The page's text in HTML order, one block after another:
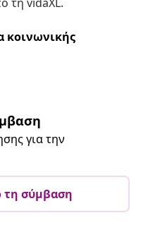
κοινωνικής
για την
σύμβαση